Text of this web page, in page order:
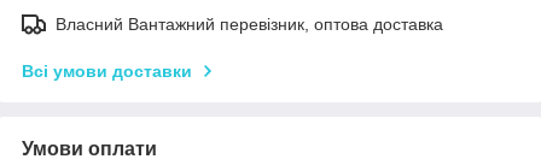
Власний Вантажний перевізник, оптова доставка
Всі умови доставки
Умови оплати